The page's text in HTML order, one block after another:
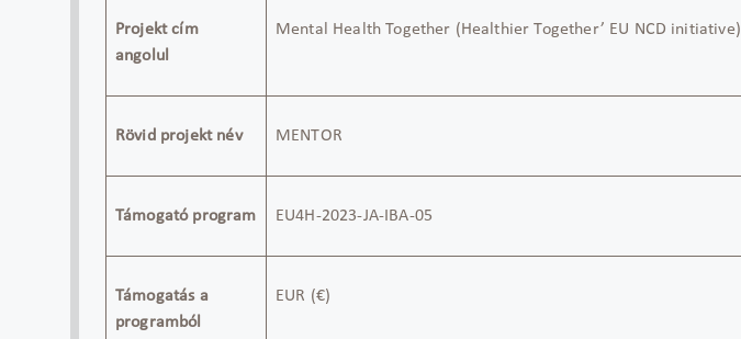
Projekt cím
angolul
Mental Health Together (Healthier Together’ EU NCD initiative)
Rövid projekt név MENTOR
Támogató program EU4H-2023-JA-IBA-05
Támogatás a
programból
EUR (€)